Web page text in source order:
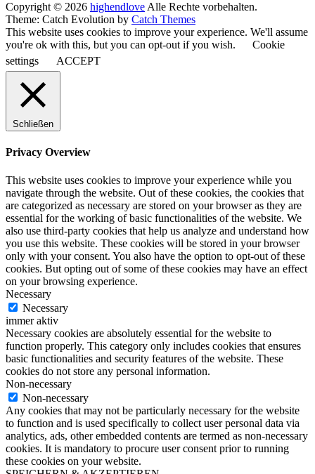
Copyright © 2026 highendlove Alle Rechte vorbehalten.
Theme: Catch Evolution by Catch Themes
This website uses cookies to improve your experience. We'll assume
you're ok with this, but you can opt-out if you wish.
Cookie
settings
ACCEPT
Schließen
Privacy Overview
This website uses cookies to improve your experience while you
navigate through the website. Out of these cookies, the cookies that
are categorized as necessary are stored on your browser as they are
essential for the working of basic functionalities of the website. We
also use third-party cookies that help us analyze and understand how
you use this website. These cookies will be stored in your browser
only with your consent. You also have the option to opt-out of these
cookies. But opting out of some of these cookies may have an effect
on your browsing experience.
Necessary
Necessary
immer aktiv
Necessary cookies are absolutely essential for the website to
function properly. This category only includes cookies that ensures
basic functionalities and security features of the website. These
cookies do not store any personal information.
Non-necessary
Non-necessary
Any cookies that may not be particularly necessary for the website
to function and is used specifically to collect user personal data via
analytics, ads, other embedded contents are termed as non-necessary
cookies. It is mandatory to procure user consent prior to running
these cookies on your website.